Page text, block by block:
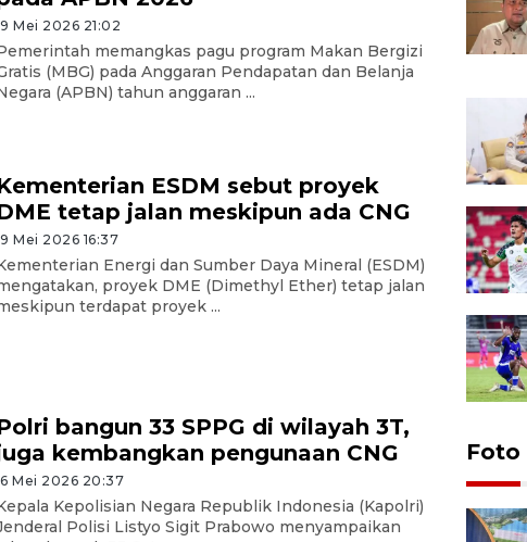
Mei 2026 21:02
memangkas pagu program Makan Bergizi
(MBG) pada Anggaran Pendapatan dan Belanja
(APBN) tahun anggaran ...
ESDM sebut proyek
tetap jalan meskipun ada CNG
Mei 2026 16:37
Energi dan Sumber Daya Mineral (ESDM)
proyek DME (Dimethyl Ether) tetap jalan
terdapat proyek ...
bangun 33 SPPG di wilayah 3T,
kembangkan pengunaan CNG
Mei 2026 20:37
Kepolisian Negara Republik Indonesia (Kapolri)
Polisi Listyo Sigit Prabowo menyampaikan
Foto